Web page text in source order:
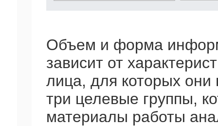
Объем и форма
зависит от
лица, для которых они
три целевые группы,
материалы работы